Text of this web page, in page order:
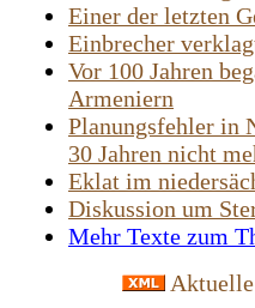
Einer der letzten
Einbrecher
Vor 100 Jahren
Armeniern
Planungsfehler in
30 Jahren nicht
Eklat im
Diskussion um
Mehr Texte zum